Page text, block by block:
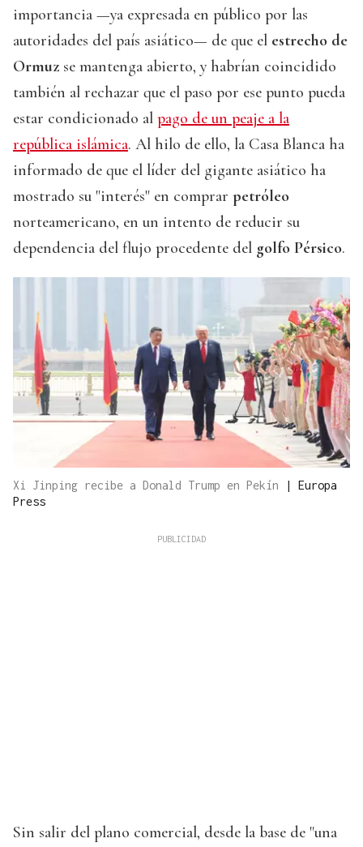
importancia —ya expresada en público por las
autoridades del país asiático— de que el estrecho de
Ormuz se mantenga abierto, y habrían coincidido
también al rechazar que el paso por ese punto pueda
estar condicionado al pago de un peaje a la
república islámica. Al hilo de ello, la Casa Blanca ha
informado de que el líder del gigante asiático ha
mostrado su "interés" en comprar petróleo
norteamericano, en un intento de reducir su
dependencia del flujo procedente del golfo Pérsico.
Xi Jinping recibe a Donald Trump en Pekín | Europa
Press
Sin salir del plano comercial, desde la base de "una